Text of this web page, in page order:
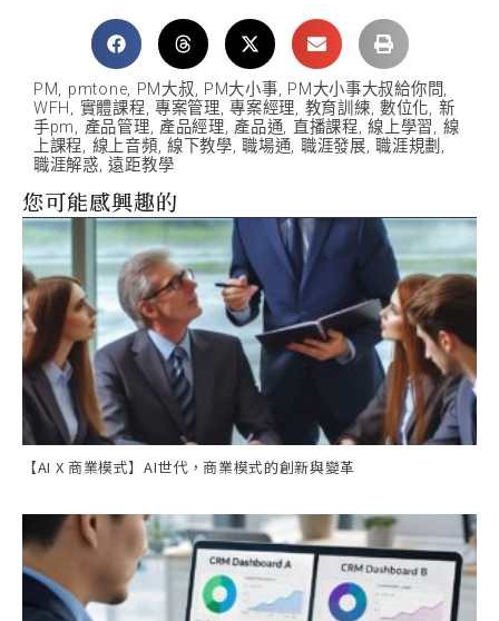
PM, pmtone, PM大叔, PM大小事, PM大小事大叔給你問,
WFH, 實體課程, 專案管理,專案經理, 教育訓練, 數位化, 新
手pm, 產品管理, 產品經理, 產品通, 直播課程,線上學習, 線
上課程, 線上音頻, 線下教學,職場通, 職涯發展,職涯規劃 ,
職涯解惑,遠距教學
您可能感興趣的
【AI X 商業模式】AI世代，商業模式的創新與變革